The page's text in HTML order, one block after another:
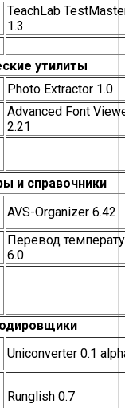
TeachLab
1.3
утилиты
Photo Extractor 1.0
Advanced Font
2.21
и справочники
AVS-Organizer 6.42
Перевод
6.0
Uniconverter 0.1
Runglish 0.7